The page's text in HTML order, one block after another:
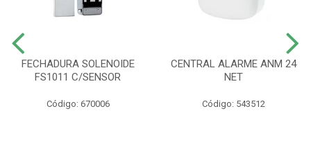
FECHADURA SOLENOIDE
FS1011 C/SENSOR
Código: 670006
CENTRAL ALARME ANM 24
NET
Código: 543512